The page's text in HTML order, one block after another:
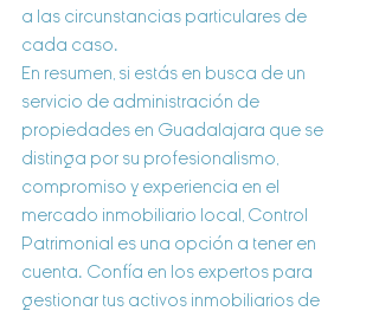
a las circunstancias particulares de
cada caso.
En resumen, si estás en busca de un
servicio de administración de
propiedades en Guadalajara que se
distinga por su profesionalismo,
compromiso y experiencia en el
mercado inmobiliario local, Control
Patrimonial es una opción a tener en
cuenta. Confía en los expertos para
gestionar tus activos inmobiliarios de